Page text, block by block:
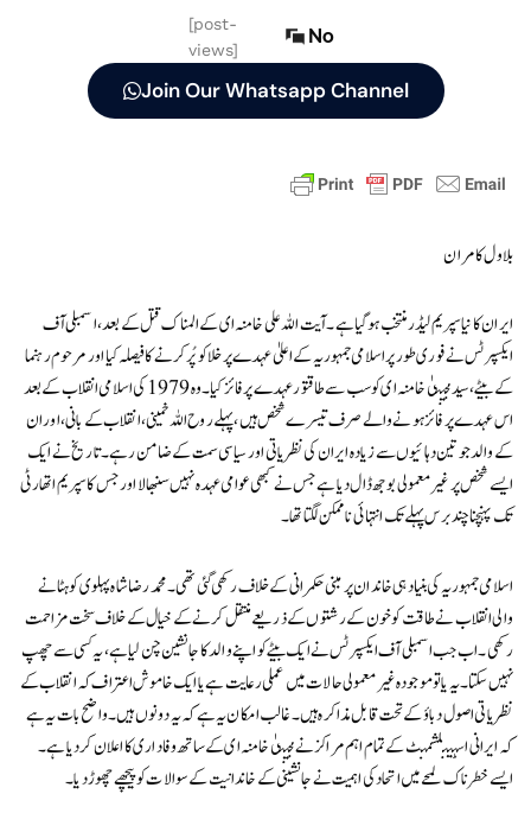
[post-
views]
No
Join Our Whatsapp Channel
بلاول کامران
ایران کا نیا سپریم لیڈر منتخب ہو گیا ہے۔ آیت اللہ علی خامنہ ای کے المناک قتل کے بعد، اسمبلی آف
ایکسپرٹس نے فوری طور پر اسلامی جمہوریہ کے اعلیٰ عہدے پر خلا کو پُر کرنے کا فیصلہ کیا اور مرحوم رہنما
کے بیٹے، سید مجتبیٰ خامنہ ای کو سب سے طاقتور عہدے پر فائز کیا۔ وہ 1979 کی اسلامی انقلاب کے بعد
اس عہدے پر فائز ہونے والے صرف تیسرے شخص ہیں، پہلے روح اللہ خمینی، انقلاب کے بانی، اور ان
کے والد جو تین دہائیوں سے زیادہ ایران کی نظریاتی اور سیاسی سمت کے ضامن رہے۔ تاریخ نے ایک
ایسے شخص پر غیر معمولی بوجھ ڈال دیا ہے جس نے کبھی عوامی عہدہ نہیں سنبھالا اور جس کا سپریم اتھارٹی
تک پہنچنا چند برس پہلے تک انتہائی ناممکن لگتا تھا۔
اسلامی جمہوریہ کی بنیاد ہی خاندان پر مبنی حکمرانی کے خلاف رکھی گئی تھی۔ محمد رضا شاہ پہلوی کو ہٹانے
والی انقلاب نے طاقت کو خون کے رشتوں کے ذریعے منتقل کرنے کے خیال کے خلاف سخت مزاحمت
رکھی۔ اب جب اسمبلی آف ایکسپرٹس نے ایک بیٹے کو اپنے والد کا جانشین چن لیا ہے، یہ کسی سے چھپ
نہیں سکتا۔ یہ یا تو موجودہ غیر معمولی حالات میں عملی رعایت ہے یا ایک خاموش اعتراف کہ انقلاب کے
نظریاتی اصول دباؤ کے تحت قابل مذاکرہ ہیں۔ غالب امکان یہ ہے کہ یہ دونوں ہیں۔ واضح بات یہ ہے
کہ ایرانی اسٹیبلشمنٹ کے تمام اہم مراکز نے مجتبیٰ خامنہ ای کے ساتھ وفاداری کا اعلان کر دیا ہے۔
ایسے خطرناک لمحے میں اتحاد کی اہمیت نے جانشینی کے خاندانیت کے سوالات کو پیچھے چھوڑ دیا۔